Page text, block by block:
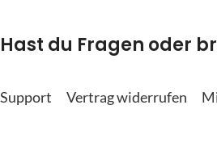
Hast du Fragen oder
Support Vertrag widerrufen